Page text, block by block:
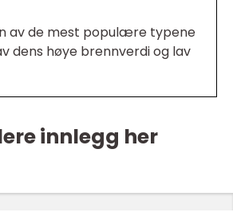
av de mest populære typene
dens høye brennverdi og lav
innlegg her